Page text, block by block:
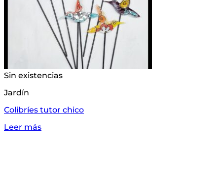
Sin existencias
Jardín
Colibríes tutor chico
Leer más